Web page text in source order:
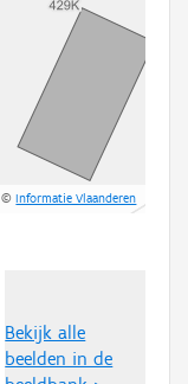
©Informatie Vlaanderen
Bekijk alle
beelden in de